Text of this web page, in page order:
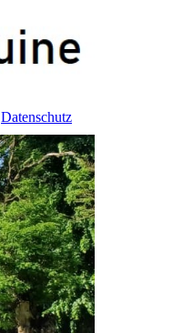
Datenschutz